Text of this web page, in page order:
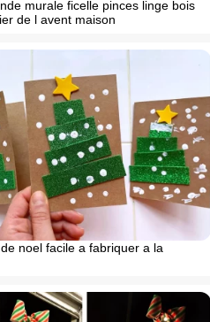
murale ficelle pinces linge bois
de l avent maison
noel facile a fabriquer a la